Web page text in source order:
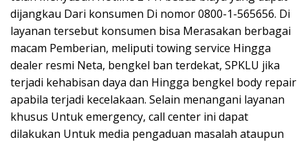
dijangkau Dari konsumen Di nomor 0800-1-565656. Di
layanan tersebut konsumen bisa Merasakan berbagai
macam Pemberian, meliputi towing service Hingga
dealer resmi Neta, bengkel ban terdekat, SPKLU jika
terjadi kehabisan daya dan Hingga bengkel body repair
apabila terjadi kecelakaan. Selain menangani layanan
khusus Untuk emergency, call center ini dapat
dilakukan Untuk media pengaduan masalah ataupun